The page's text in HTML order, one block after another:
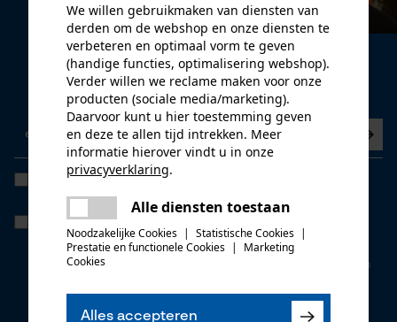
Nieuwsbrief
Nu abonneren op de nieuwsbrief
Ik heb deAlgemene voorwaarden inzake gegevensbescherming
gelezen en ga akkoord. *
Wanneer u instemt met persoonlijke tracking kunnen we u via onze
newsletter individuele aanbiedingen doen. Uw gegevens worden
niet gedeeld met derden. U kunt uw toestemming te allen tijde met
een klik intrekken. Onderaan iedere newsletter vindt u daarvoor een
* velden zijn verplicht
We willen gebruikmaken van diensten van
derden om de webshop en onze diensten te
verbeteren en optimaal vorm te geven
(handige functies, optimalisering webshop).
Verder willen we reclame maken voor onze
producten (sociale media/marketing).
Daarvoor kunt u hier toestemming geven
en deze te allen tijd intrekken. Meer
informatie hierover vindt u in onze
privacyverklaring.
Alle diensten toestaan
Noodzakelijke Cookies | Statistische Cookies |
Prestatie en functionele Cookies |
Marketing
Cookies
Alles accepteren
Er is een fout opgetreden. Gelieve
het opnieuw te proberen.
delen
mail